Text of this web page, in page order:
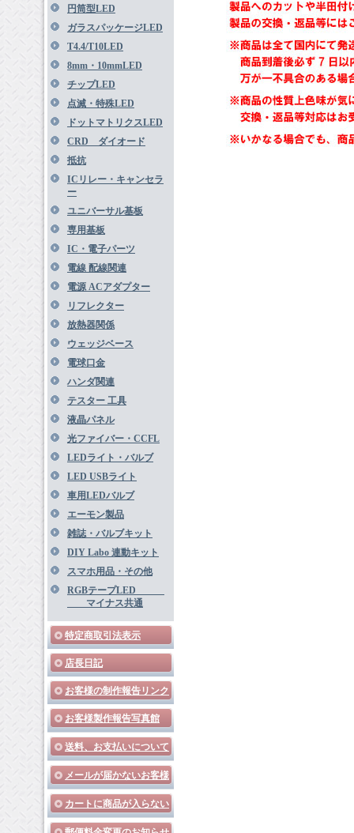
円筒型LED
ガラスパッケージLED
T4.4/T10LED
8mm・10mmLED
チップLED
点滅・特殊LED
ドットマトリクスLED
CRD ダイオード
抵抗
ICリレー・キャンセラ
ー
ユニバーサル基板
専用基板
IC・電子パーツ
電線 配線関連
電源 ACアダプター
リフレクター
放熱器関係
ウェッジベース
電球口金
ハンダ関連
テスター 工具
液晶パネル
光ファイバー・CCFL
LEDライト・バルブ
LED USBライト
車用LEDバルブ
エーモン製品
雑誌・バルブキット
DIY Labo 連動キット
スマホ用品・その他
RGBテープLED
マイナス共通
特定商取引法表示
店長日記
お客様の制作報告リンク
お客様製作報告写真館
送料、お支払いについて
メールが届かないお客様
カートに商品が入らない